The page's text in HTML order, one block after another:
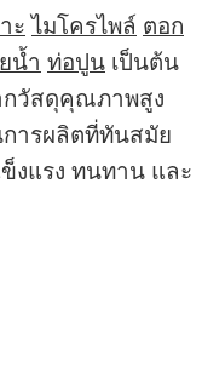
ะ ไมโครไพล์ ตอก
น้ำ ท่อปูน เป็นต้น
กวัสดุคุณภาพสูง
ารผลิตที่ทันสมัย
งแรง ทนทาน และ